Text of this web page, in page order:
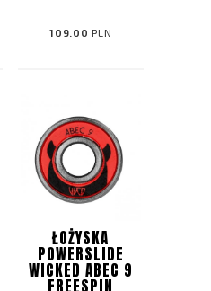
109.00 PLN
ŁOŻYSKA
POWERSLIDE
WICKED ABEC 9
FREESPIN